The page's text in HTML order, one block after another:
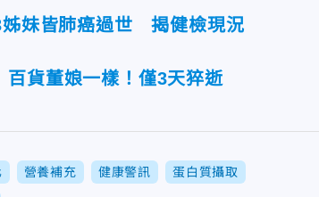
姊妹皆肺癌過世 揭健檢現況
貨董娘一樣！僅3天猝逝
營養補充 健康警訊 蛋白質攝取